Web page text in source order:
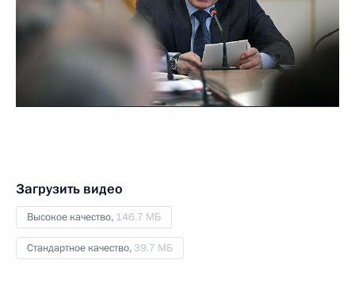
Загрузить видео
Высокое качество, 146.7 МБ
Стандартное качество, 39.7 МБ